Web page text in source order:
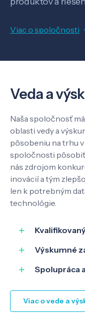
Viac o spoločnosti
Veda a
Naša spoločnosť
oblasti vedy a
pôsobeniu na trhu
spoločnosti pôsobiť
nás zdrojom
inovácií a tým
len k potrebným
technológie.
Výskumné
Spolupráca
Viac o vede a